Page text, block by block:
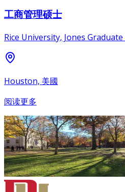
工商管理硕士
Rice University, Jones
Houston, 美國
阅读更多